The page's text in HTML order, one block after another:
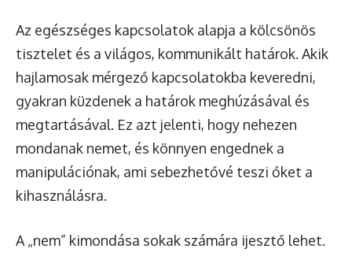
Az egészséges kapcsolatok alapja a kölcsönös
tisztelet és a világos, kommunikált határok. Akik
hajlamosak mérgező kapcsolatokba keveredni,
gyakran küzdenek a határok meghúzásával és
megtartásával. Ez azt jelenti, hogy nehezen
mondanak nemet, és könnyen engednek a
manipulációnak, ami sebezhetővé teszi őket a
kihasználásra.
A „nem” kimondása sokak számára ijesztő lehet.